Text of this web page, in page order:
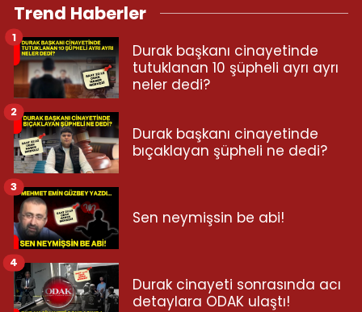
Trend Haberler
Durak başkanı cinayetinde
tutuklanan 10 şüpheli ayrı ayrı
neler dedi?
1
Durak başkanı cinayetinde
bıçaklayan şüpheli ne dedi?
2
Sen neymişsin be abi!
3
Durak cinayeti sonrasında acı
detaylara ODAK ulaştı!
4